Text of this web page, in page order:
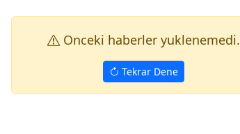
Onceki haberler yuklenemedi.
Tekrar Dene